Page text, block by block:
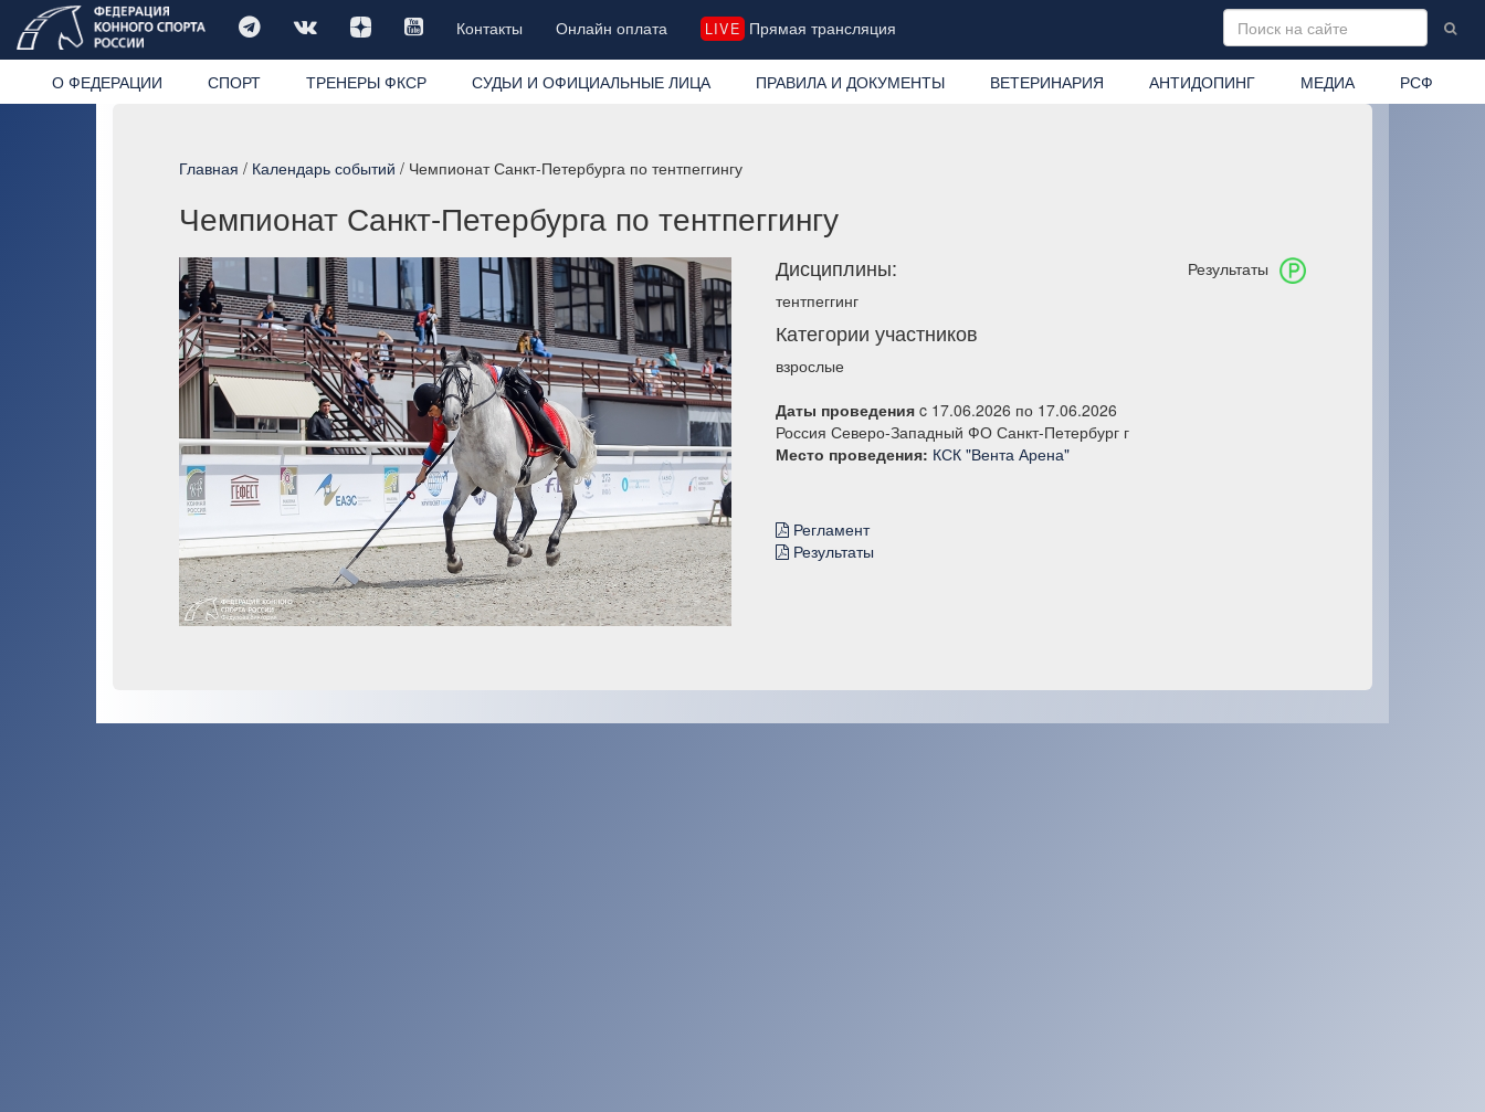
Контакты Онлайн оплата LIVE Прямая трансляция
О ФЕДЕРАЦИИ СПОРТ ТРЕНЕРЫ ФКСР СУДЬИ И ОФИЦИАЛЬНЫЕ ЛИЦА ПРАВИЛА И ДОКУМЕНТЫ ВЕТЕРИНАРИЯ АНТИДОПИНГ МЕДИА РСФ
Главная / Календарь событий / Чемпионат Санкт-Петербурга по тентпеггингу
Чемпионат Санкт-Петербурга по тентпеггингу
Результаты
Дисциплины:
тентпеггинг
Категории участников
взрослые
Даты проведения c 17.06.2026 по 17.06.2026
Россия Северо-Западный ФО Санкт-Петербург г
Место проведения: КСК "Вента Арена"
Регламент
Результаты